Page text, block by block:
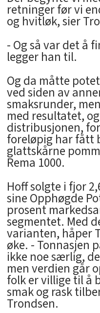
retninger før vi
og hvitløk, sier
- Og så var det å
legger han til.
Og da måtte
ved siden av
smaksrunder,
med resultatet,
distribusjonen,
foreløpig har fått
glattskårne
Rema 1000.
Hoff solgte i fjor
sine Opphøgde
prosent
segmentet. Med
varianten, håper
øke. - Tonnasjen
ikke noe særlig,
men verdien går
folk er villige til å
smak og rask
Trondsen.